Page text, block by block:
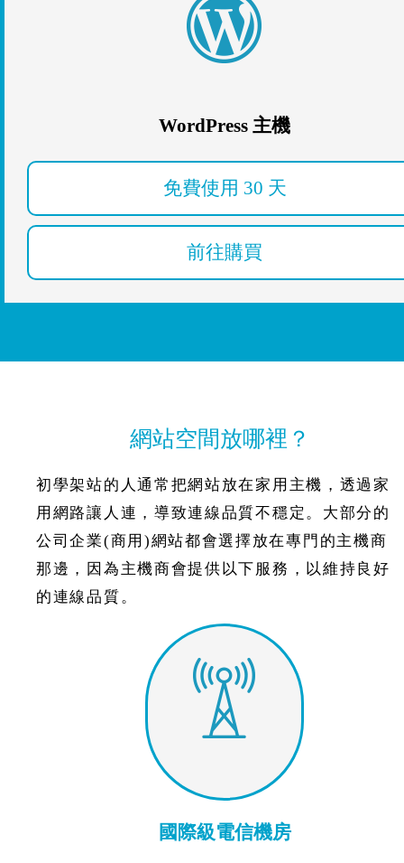
WordPress 主機
免費使用 30 天
前往購買
網站空間放哪裡？
初學架站的人通常把網站放在家用主機，透過家
用網路讓人連，導致連線品質不穩定。大部分的
公司企業(商用)網站都會選擇放在專門的主機商
那邊，因為主機商會提供以下服務，以維持良好
的連線品質。
國際級電信機房